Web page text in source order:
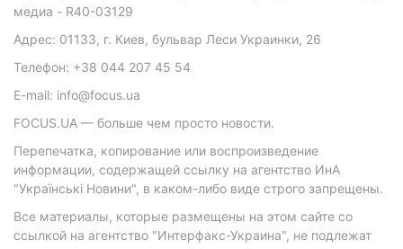
медиа - R40-03129
Адрес: 01133, г. Киев, бульвар Леси Украинки, 26
Телефон: +38 044 207 45 54
E-mail: info@focus.ua
FOCUS.UA — больше чем просто новости.
Перепечатка, копирование или воспроизведение
информации, содержащей ссылку на агентство ИнА
"Українські Новини", в каком-либо виде строго запрещены.
Все материалы, которые размещены на этом сайте со
ссылкой на агентство "Интерфакс-Украина", не подлежат